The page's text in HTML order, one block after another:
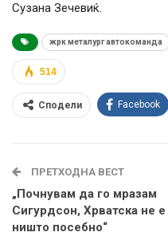
Сузана Зечевиќ.
жрк металург автокоманда
514
Сподели Facebook
ПРЕТХОДНА ВЕСТ
„Почнувам да го мразам
Сигурдсон, Хрватска не е
ништо посебно“